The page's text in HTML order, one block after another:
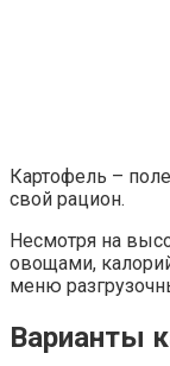
Картофель –
свой рацион.
Несмотря на
овощами,
меню
Варианты